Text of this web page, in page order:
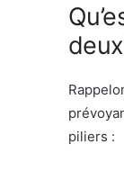
piliers :